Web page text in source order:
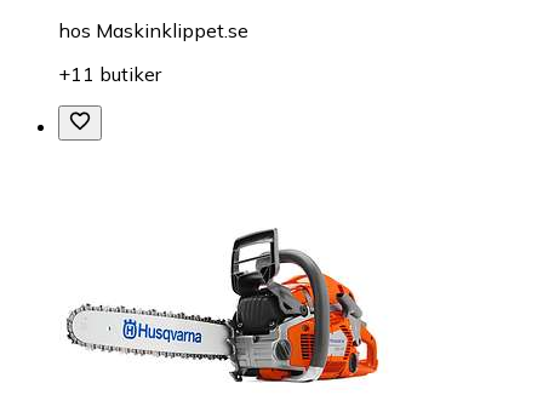
hos Maskinklippet.se
+11 butiker